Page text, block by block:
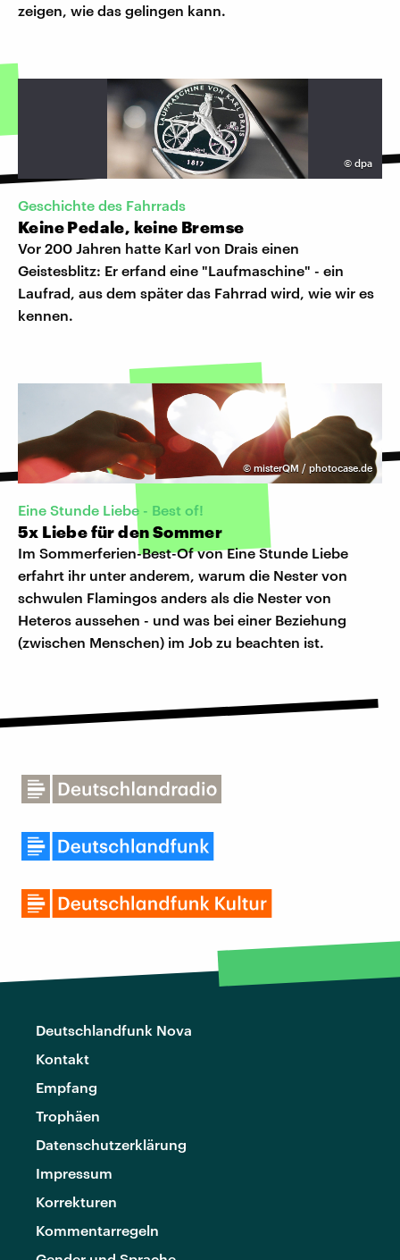
zeigen, wie das gelingen kann.
© dpa
Geschichte des Fahrrads
Keine Pedale, keine Bremse
Vor 200 Jahren hatte Karl von Drais einen
Geistesblitz: Er erfand eine "Laufmaschine" - ein
Laufrad, aus dem später das Fahrrad wird, wie wir es
kennen.
© misterQM / photocase.de
Eine Stunde Liebe - Best of!
5x Liebe für den Sommer
Im Sommerferien-Best-Of von Eine Stunde Liebe
erfahrt ihr unter anderem, warum die Nester von
schwulen Flamingos anders als die Nester von
Heteros aussehen - und was bei einer Beziehung
(zwischen Menschen) im Job zu beachten ist.
Deutschlandfunk Nova
Kontakt
Empfang
Trophäen
Datenschutzerklärung
Impressum
Korrekturen
Kommentarregeln